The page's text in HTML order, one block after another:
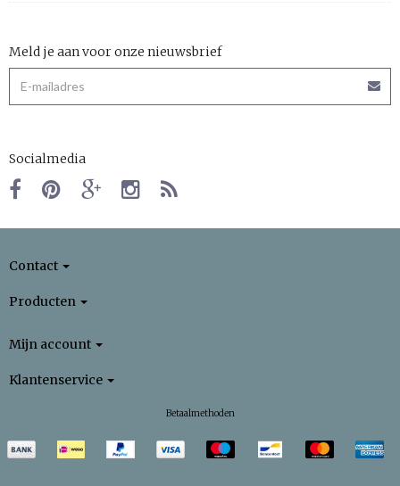
Meld je aan voor onze nieuwsbrief
Socialmedia
Contact
Producten
Mijn account
Klantenservice
Betaalmethoden